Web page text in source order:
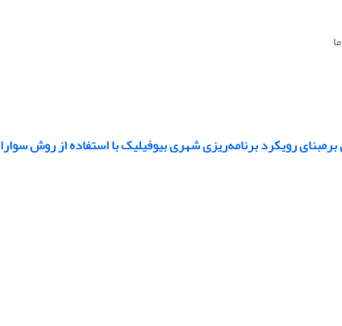
رویکرد برنامه‌ریزی شهری بیوفیلیک با استفاده از روش سوارا